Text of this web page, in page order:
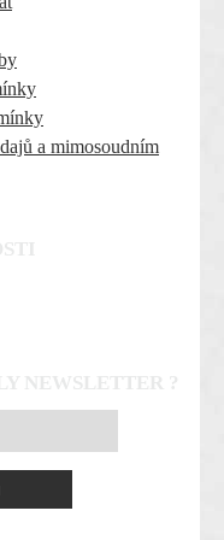
a mimosoudním